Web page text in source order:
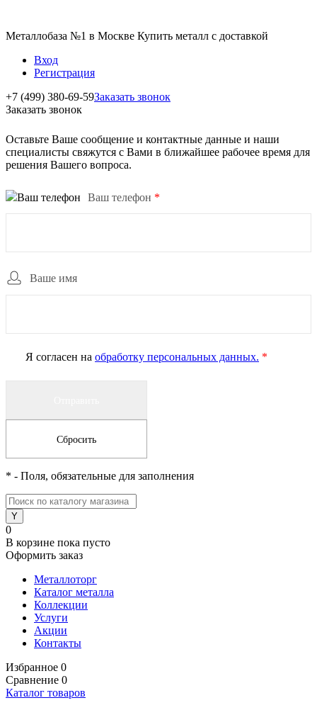
Металлобаза №1 в Москве Купить металл с доставкой
Вход
Регистрация
+7 (499) 380-69-59Заказать звонок
Заказать звонок
Оставьте Ваше сообщение и контактные данные и наши
специалисты свяжутся с Вами в ближайшее рабочее время для
решения Вашего вопроса.
Ваш телефон *
Ваше имя
Я согласен на обработку персональных данных. *
* - Поля, обязательные для заполнения
0
В корзине пока пусто
Оформить заказ
Металлоторг
Каталог металла
Коллекции
Услуги
Акции
Контакты
Избранное 0
Сравнение 0
Каталог товаров